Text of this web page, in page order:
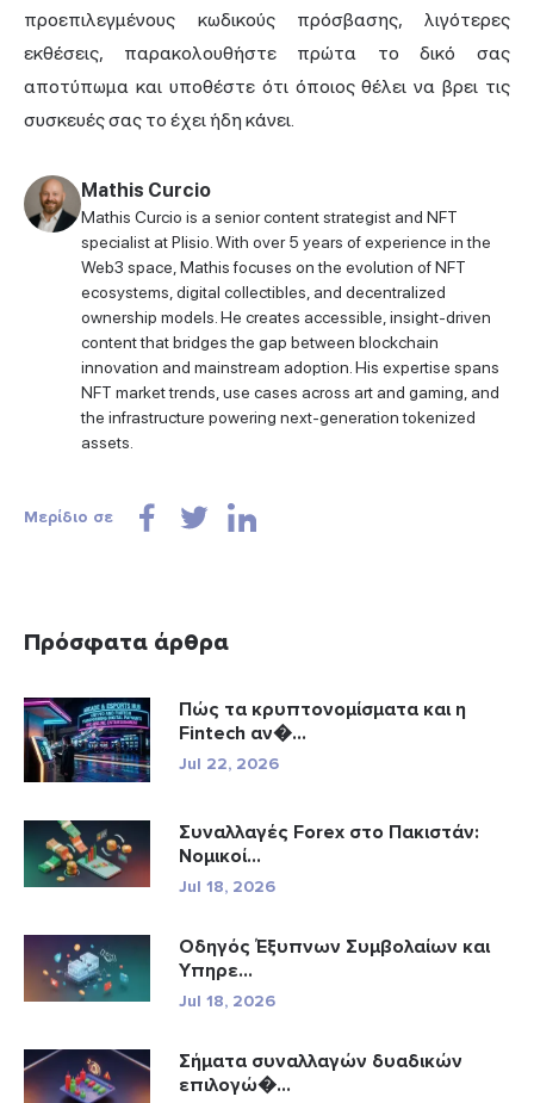
προεπιλεγμένους κωδικούς πρόσβασης, λιγότερες
εκθέσεις, παρακολουθήστε πρώτα το δικό σας
αποτύπωμα και υποθέστε ότι όποιος θέλει να βρει τις
συσκευές σας το έχει ήδη κάνει.
Mathis Curcio
Mathis Curcio is a senior content strategist and NFT
specialist at Plisio. With over 5 years of experience in the
Web3 space, Mathis focuses on the evolution of NFT
ecosystems, digital collectibles, and decentralized
ownership models. He creates accessible, insight-driven
content that bridges the gap between blockchain
innovation and mainstream adoption. His expertise spans
NFT market trends, use cases across art and gaming, and
the infrastructure powering next-generation tokenized
assets.
Μερίδιο σε
Πρόσφατα άρθρα
Πώς τα κρυπτονομίσματα και η
Fintech αν�...
Jul 22, 2026
Συναλλαγές Forex στο Πακιστάν:
Νομικοί...
Jul 18, 2026
Οδηγός Έξυπνων Συμβολαίων και
Υπηρε...
Jul 18, 2026
Σήματα συναλλαγών δυαδικών
επιλογώ�...